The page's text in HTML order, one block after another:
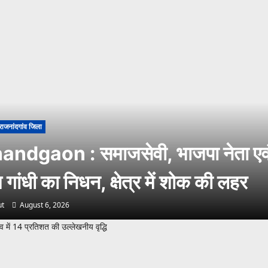
जिला
: समाजसेवी, भाजपा नेता
का निधन, क्षेत्र में शोक की लहर
August 6, 2026